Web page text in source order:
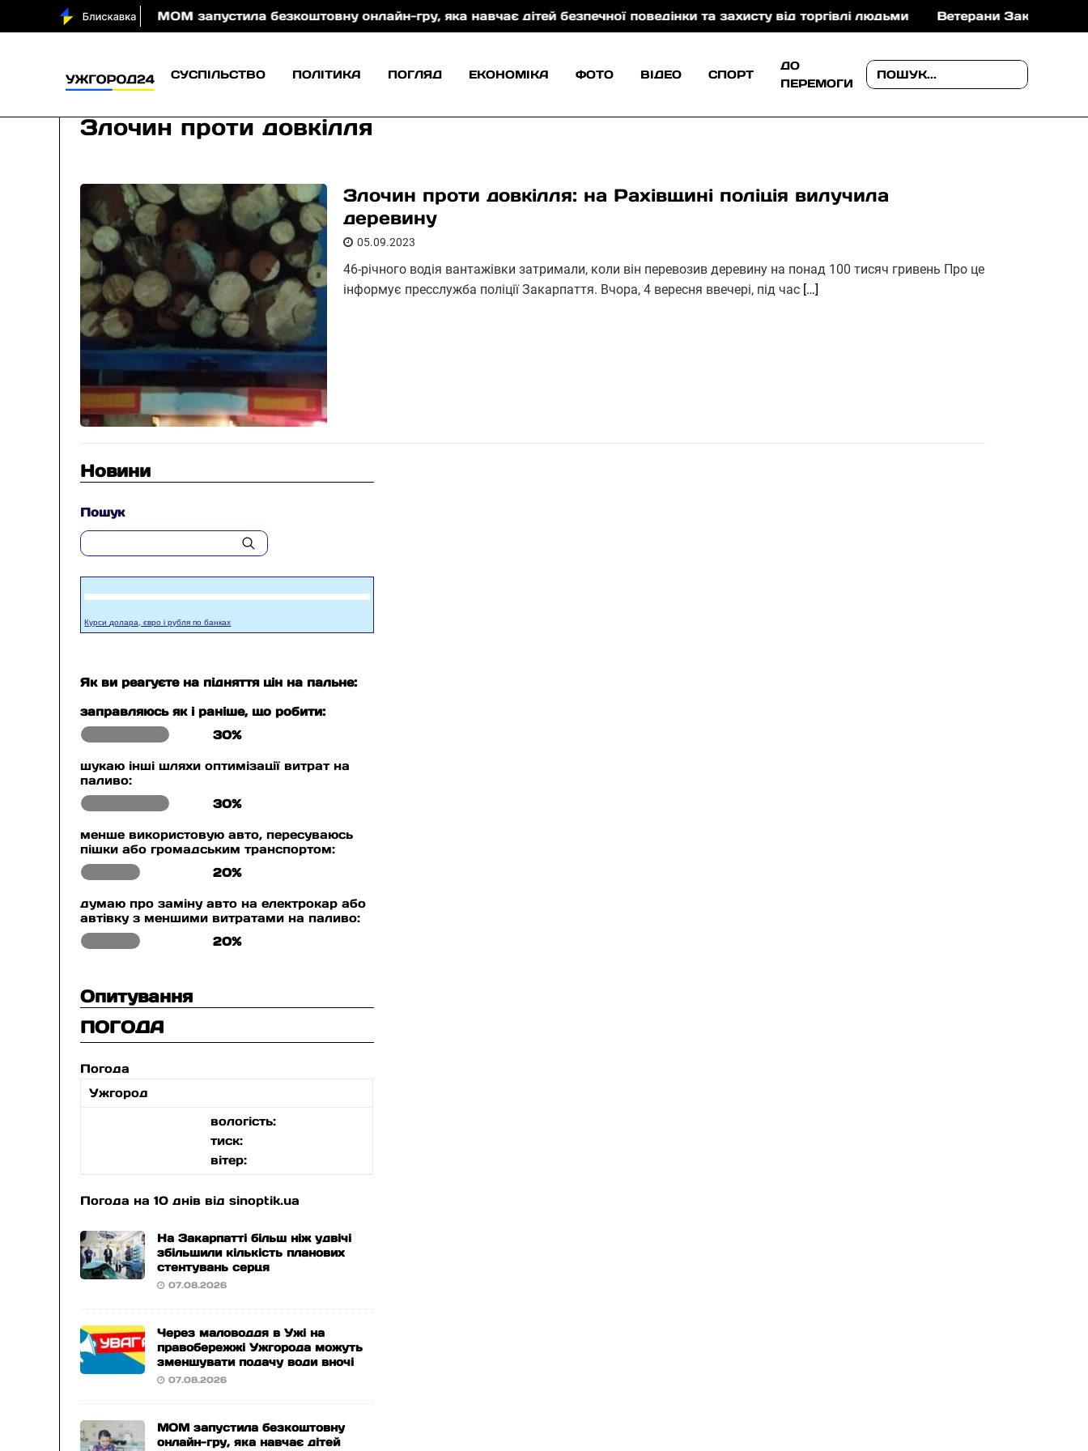
вночі МОМ запустила безкоштовну онлайн-гру, яка навчає дітей безпечної поведінки та захисту від торгівлі людьми Ветерани Закарпаття можуть
СУСПІЛЬСТВО ПОЛІТИКА ПОГЛЯД ЕКОНОМІКА ФОТО ВІДЕО СПОРТ
ДО
ПЕРЕМОГИ
Злочин проти довкілля
Злочин проти довкілля: на Рахівщині поліція вилучила
деревину
05.09.2023
46-річного водія вантажівки затримали, коли він перевозив деревину на понад 100 тисяч гривень Про це
інформує пресслужба поліції Закарпаття. Вчора, 4 вересня ввечері, під час […]
Новини
Пошук
Курси долара, євро і рубля по банках
Як ви реагуєте на підняття цін на пальне:
заправляюсь як і раніше, що робити:
30%
шукаю інші шляхи оптимізації витрат на
паливо:
30%
менше використовую авто, пересуваюсь
пішки або громадським транспортом:
20%
думаю про заміну авто на електрокар або
автівку з меншими витратами на паливо:
20%
Опитування
ПОГОДА
Погода
Ужгород
вологість:
тиск:
вітер:
Погода на 10 днів відsinoptik.ua
На Закарпатті більш ніж удвічі
збільшили кількість планових
стентувань серця
07.08.2026
Через маловоддя в Ужі на
правобережжі Ужгорода можуть
зменшувати подачу води вночі
07.08.2026
МОМ запустила безкоштовну
онлайн-гру, яка навчає дітей